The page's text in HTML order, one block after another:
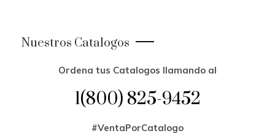
Nuestros Catalogos
Ordena tus Catalogos llamando al
1(800) 825-9452
#VentaPorCatalogo